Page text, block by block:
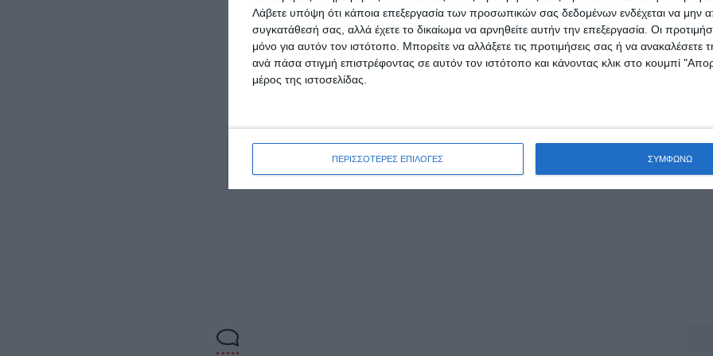
Λάβετε υπόψη ότι κάποια επεξεργασία των προσωπικών σας δεδομένων ενδέχεται να μην
συγκατάθεσή σας, αλλά έχετε το δικαίωμα να αρνηθείτε αυτήν την επεξεργασία. Οι
μόνο για αυτόν τον ιστότοπο. Μπορείτε να αλλάξετε τις προτιμήσεις σας ή να ανακαλέσετε
ανά πάσα στιγμή επιστρέφοντας σε αυτόν τον ιστότοπο και κάνοντας κλικ στο κουμπί
μέρος της ιστοσελίδας.
ΠΕΡΙΣΣΟΤΕΡΕΣ ΕΠΙΛΟΓΕΣ ΣΥΜΦΩΝΩ
απασχολημένοι σε έρευνες ανά την Ελλάδα και η ημερομηνία
Ζάκυνθο δεν έχει προσδιοριστεί.
Παρόλα αυτά είναι σίγουρο που θα μείνουν για ένα αρκετά
διάστημα, ενώ θυμίζουμε πως το Δημοτικό Συμβούλιο έχει
την κάλυψη της δαπάνης για την παραμονή τους στο νησί